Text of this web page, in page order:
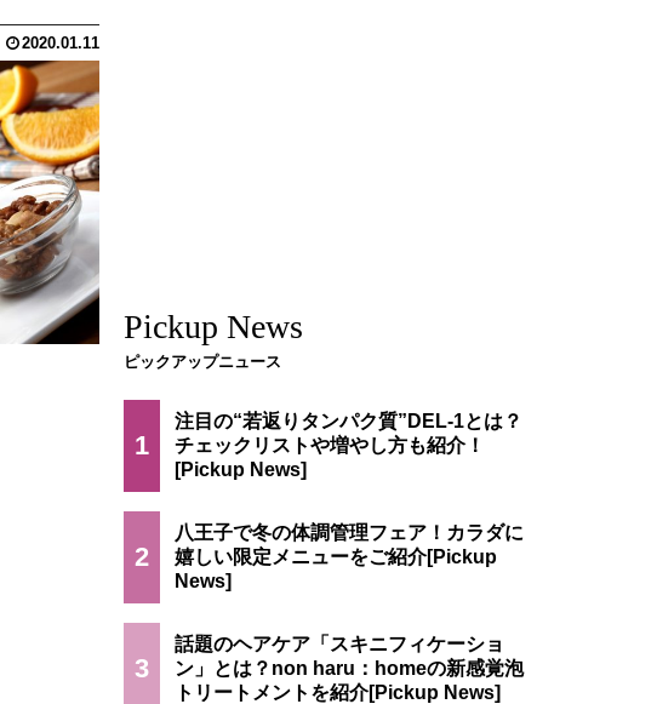
2020.01.11
Pickup News
ピックアップニュース
1
注目の“若返りタンパク質”DEL-1とは？
チェックリストや増やし方も紹介！
2
八王子で冬の体調管理フェア！カラダに
嬉しい限定メニューをご紹介
3
話題のヘアケア「スキニフィケーショ
ン」とは？non haru：homeの新感覚泡
トリートメントを紹介